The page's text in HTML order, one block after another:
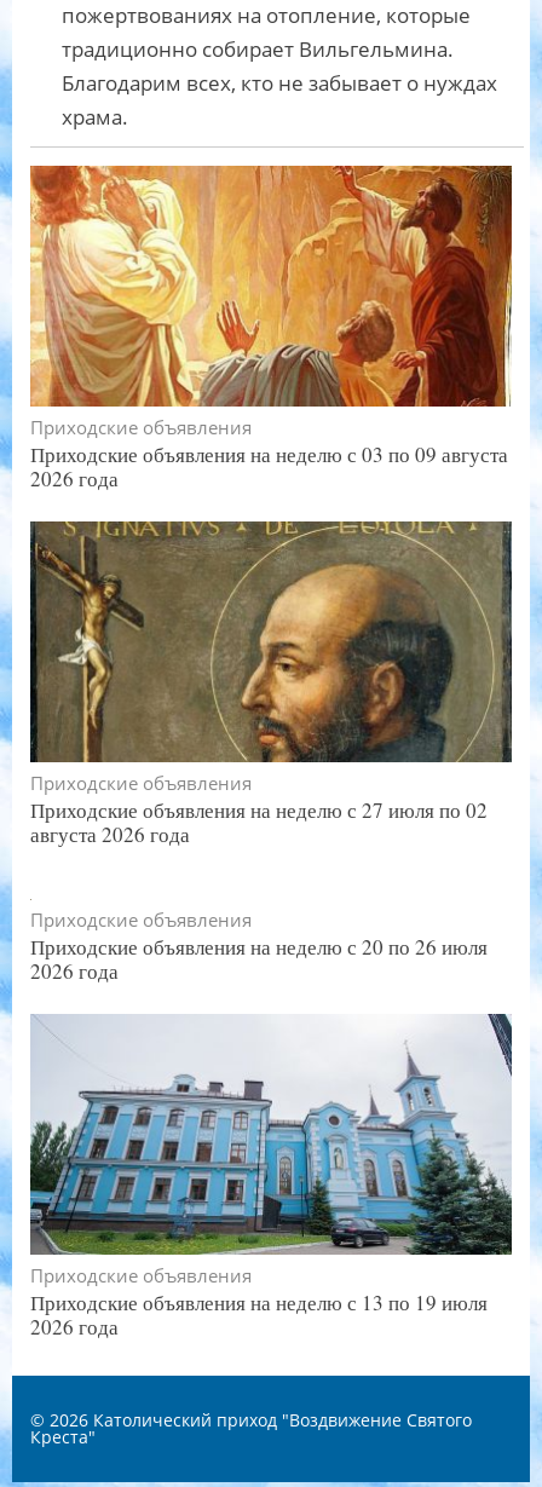
пожертвованиях на отопление, которые
традиционно собирает Вильгельмина.
Благодарим всех, кто не забывает о нуждах
храма.
Приходские объявления
Приходские объявления на неделю с 03 по 09 августа
2026 года
Приходские объявления
Приходские объявления на неделю с 27 июля по 02
августа 2026 года
Приходские объявления
Приходские объявления на неделю с 20 по 26 июля
2026 года
Приходские объявления
Приходские объявления на неделю с 13 по 19 июля
2026 года
© 2026 Католический приход "Воздвижение Святого
Креста"